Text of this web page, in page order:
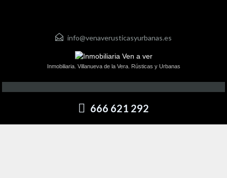
info@venaverusticasyurbanas.es
Inmobiliaria. Villanueva de la Vera. Rústicas y Urbanas
666 621 292